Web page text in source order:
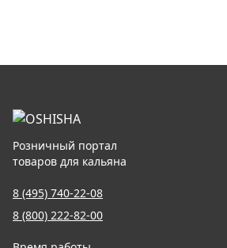
Розничный портал
товаров для кальяна
8 (495) 740-22-08
8 (800) 222-82-00